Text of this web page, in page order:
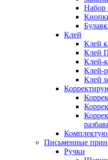
Набор
Клей
Клей
Клей
Клей-
Клей-
Клей
Письменные
Ручки